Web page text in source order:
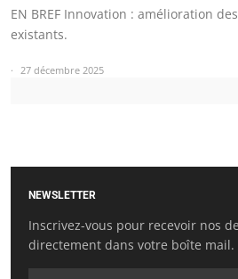
EN BREF Innovation : amélioration
existants.
27 décembre 2025
NEWSLETTER
Inscrivez-vous pour recevoir nos
directement dans votre boîte mail.